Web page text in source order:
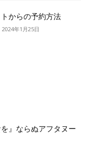
からの予約方法
2024年1月25日
』ならぬアフタヌー